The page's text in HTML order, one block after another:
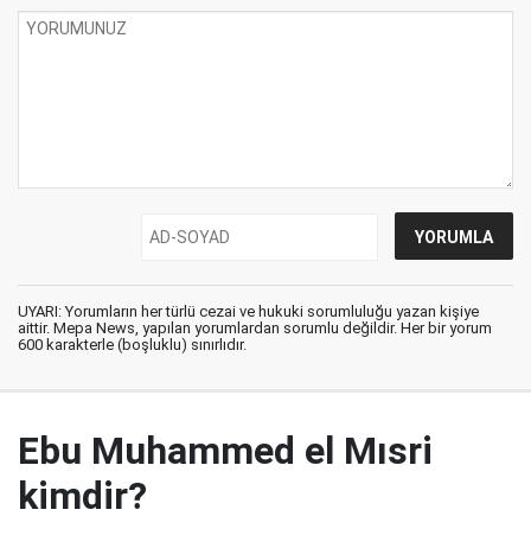
UYARI: Yorumların her türlü cezai ve hukuki sorumluluğu yazan kişiye
aittir. Mepa News, yapılan yorumlardan sorumlu değildir. Her bir yorum
600 karakterle (boşluklu) sınırlıdır.
Ebu Muhammed el Mısri
kimdir?